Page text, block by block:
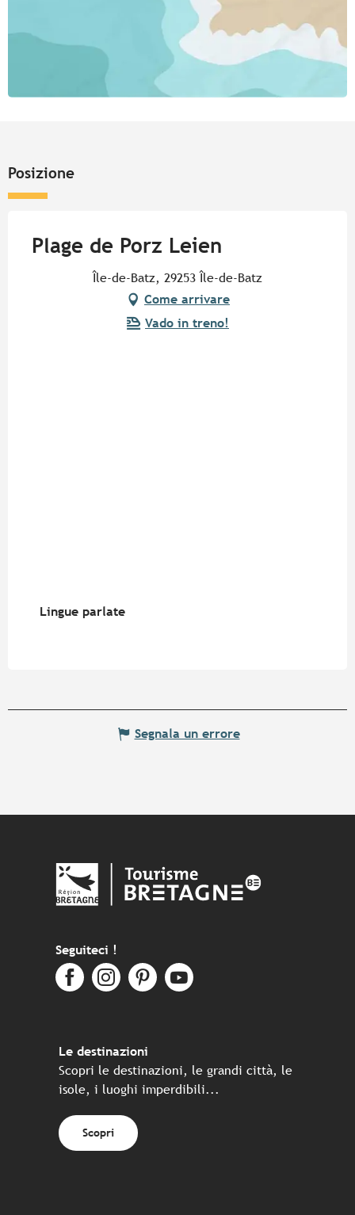
Posizione
Plage de Porz Leien
Île-de-Batz, 29253 Île-de-Batz
Come arrivare
Vado in treno!
Lingue parlate
Lingue parlate
Segnala un errore
Seguiteci !
Le destinazioni
Scopri le destinazioni, le grandi città, le
isole, i luoghi imperdibili...
Scopri